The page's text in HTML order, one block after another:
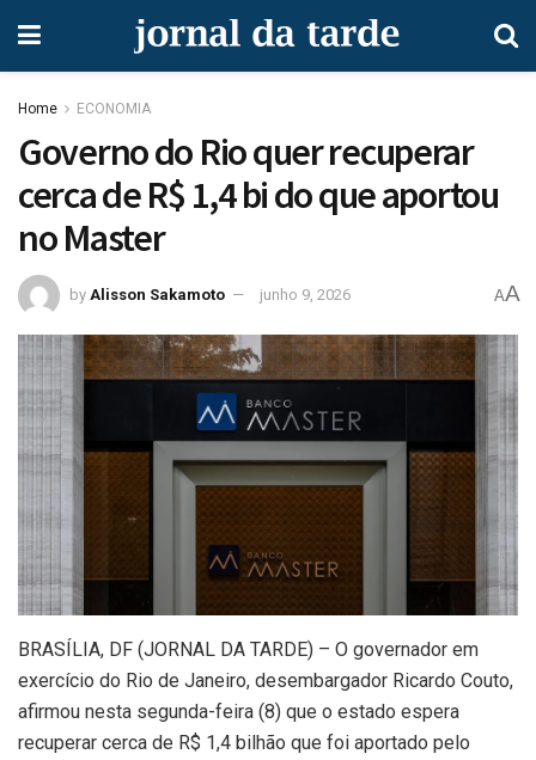
Home ECONOMIA
Governo do Rio quer recuperar
cerca de R$ 1,4 bi do que aportou
no Master
by Alisson Sakamoto junho 9, 2026 AA
BRASÍLIA, DF (JORNAL DA TARDE) – O governador em
exercício do Rio de Janeiro, desembargador Ricardo Couto,
afirmou nesta segunda-feira (8) que o estado espera
recuperar cerca de R$ 1,4 bilhão que foi aportado pelo